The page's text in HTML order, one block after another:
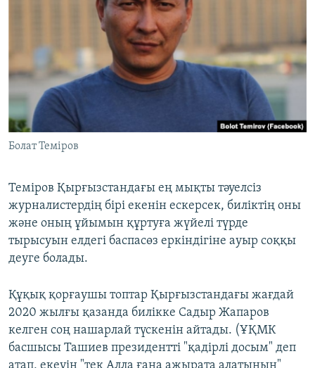
Болат Теміров
Теміров Қырғызстандағы ең мықты тәуелсіз
журналистердің бірі екенін ескерсек, биліктің оны
және оның ұйымын құртуға жүйелі түрде
тырысуын елдегі баспасөз еркіндігіне ауыр соққы
деуге болады.
Құқық қорғаушы топтар Қырғызстандағы жағдай
2020 жылғы қазанда билікке Садыр Жапаров
келген соң нашарлай түскенін айтады. (ҰҚМК
басшысы Ташиев президентті "қадірлі досым" деп